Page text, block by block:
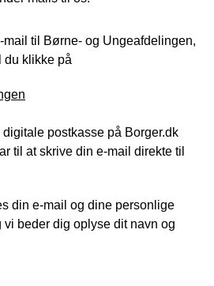
mail til Børne- og Ungeafdelingen,
du klikke på
postkasse på Borger.dk
til at skrive din e-mail direkte til
din e-mail og dine personlige
beder dig oplyse dit navn og